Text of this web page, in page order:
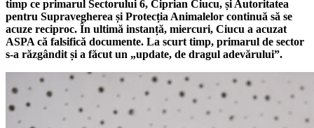
timp ce primarul Sectorului 6, Ciprian Ciucu, și Autoritatea
pentru Supravegherea și Protecția Animalelor continuă să se
acuze reciproc. În ultimă instanță, miercuri, Ciucu a acuzat
ASPA că falsifică documente. La scurt timp, primarul de sector
s-a răzgândit și a făcut un „update, de dragul adevărului”.